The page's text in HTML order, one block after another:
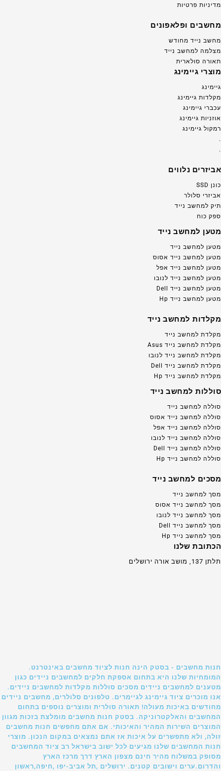
מדיניות פרטיות
מחשבים ופלאפונים
מחשב נייד מחודש
מצלמה למחשב נייד
תאורה סולארית
מוצרי גיימינג
גיימינג
מקלדות גיימינג
עכברי גיימינג
אוזניות גיימינג
רמקול גיימינג
.
.
אביזרים נלווים
כונן SSD
אביזרי סלולר
תיק למחשב נייד
ספק כוח
מטען למחשב נייד
מטען למחשב נייד
מטען למחשב נייד אסוס
מטען למחשב נייד אפל
מטען למחשב נייד לנובו
מטען למחשב נייד Dell
מטען למחשב נייד Hp
מקלדות למחשב נייד
מקלדת למחשב נייד
מקלדת למחשב נייד Asus
מקלדת למחשב נייד לנובו
מקלדת למחשב נייד Dell
מקלדת למחשב נייד Hp
סוללות למחשב נייד
סוללה למחשב נייד
סוללה למחשב נייד אסוס
סוללה למחשב נייד אפל
סוללה למחשב נייד לנובו
סוללה למחשב נייד Dell
סוללה למחשב נייד Hp
מסכים למחשב נייד
מסך למחשב נייד
מסך למחשב נייד אסוס
מסך למחשב נייד לנובו
מסך למחשב נייד Dell
מסך למחשב נייד Hp
הכתובת שלנו
תלתן 137, מושב אורה ירושלים
חנות מחשבים - בסטק הינה חנות לציוד מחשבים באינטרנט.
המומחיות שלנו היא בתחום אספקת חלקים למחשבים ניידים כגון
מטענים למחשבים ניידים מסכים סוללות מקלדות למחשבים ניידים.
אנו מוכרים ציוד גיימינג לגיימרים. טלפונים סלולרים, מחשבים ניידים
מחודשים באיכות מעולה! תאורה סולרית ומוצרים נוספים בתחום
המחשבים והאלקטרוניקה. בסטק חנות מחשבים מומלצת בזכות מגוון
המוצרים השירות המהיר והאיכותי. אם אתם מחפשים חנות מחשבים
זולה, ולא מתפשרים על איכות אז אתם נמצאים במקום הנכון. מוצרי
חנות המחשבים שלנו מגיעים לכל ישוב בישראל רב ציוד המחשבים
מסופק במשלוח מהיר חינם מצפון הארץ דרך מרכז הארץ
והדרום.ערים וישובים קטנים. ירושלים ,תל אביב-יפו ,חיפה,ראשון